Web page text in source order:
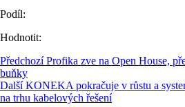
Podíl:
Hodnotit:
Předchozí Profika zve na Open House,
buňky
Další KONEKA pokračuje v růstu a
na trhu kabelových řešení